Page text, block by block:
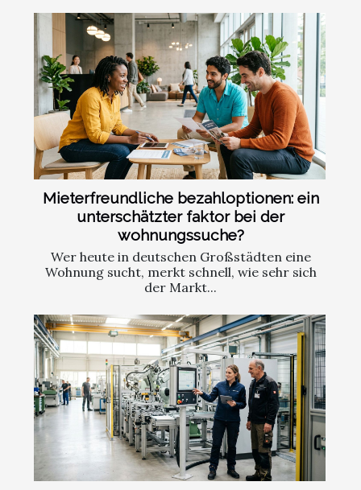
Mieterfreundliche bezahloptionen: ein
unterschätzter faktor bei der
wohnungssuche?
Wer heute in deutschen Großstädten eine
Wohnung sucht, merkt schnell, wie sehr sich
der Markt...